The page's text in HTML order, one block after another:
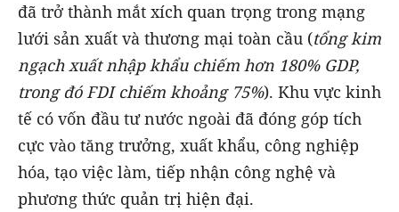
đã trở thành mắt xích quan trọng trong mạng
lưới sản xuất và thương mại toàn cầu (tổng kim
ngạch xuất nhập khẩu chiếm hơn 180% GDP,
trong đó FDI chiếm khoảng 75%). Khu vực kinh
tế có vốn đầu tư nước ngoài đã đóng góp tích
cực vào tăng trưởng, xuất khẩu, công nghiệp
hóa, tạo việc làm, tiếp nhận công nghệ và
phương thức quản trị hiện đại.